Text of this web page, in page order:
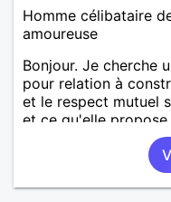
Homme célibataire
amoureuse
Bonjour. Je cherche
pour relation à
et le respect mutuel
et ce qu'elle
bon relationnel
Ma situation
rencontrer une
avancer à deux.